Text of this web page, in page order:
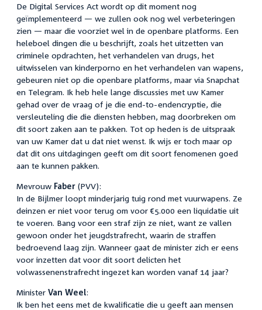
De Digital Services Act wordt op dit moment nog
geïmplementeerd — we zullen ook nog wel verbeteringen
zien — maar die voorziet wel in de openbare platforms. Een
heleboel dingen die u beschrijft, zoals het uitzetten van
criminele opdrachten, het verhandelen van drugs, het
uitwisselen van kinderporno en het verhandelen van wapens,
gebeuren niet op die openbare platforms, maar via Snapchat
en Telegram. Ik heb hele lange discussies met uw Kamer
gehad over de vraag of je die end-to-endencryptie, die
versleuteling die die diensten hebben, mag doorbreken om
dit soort zaken aan te pakken. Tot op heden is de uitspraak
van uw Kamer dat u dat niet wenst. Ik wijs er toch maar op
dat dit ons uitdagingen geeft om dit soort fenomenen goed
aan te kunnen pakken.
Mevrouw Faber (PVV):
In de Bijlmer loopt minderjarig tuig rond met vuurwapens. Ze
deinzen er niet voor terug om voor €5.000 een liquidatie uit
te voeren. Bang voor een straf zijn ze niet, want ze vallen
gewoon onder het jeugdstrafrecht, waarin de straffen
bedroevend laag zijn. Wanneer gaat de minister zich er eens
voor inzetten dat voor dit soort delicten het
volwassenenstrafrecht ingezet kan worden vanaf 14 jaar?
Minister Van Weel:
Ik ben het eens met de kwalificatie die u geeft aan mensen